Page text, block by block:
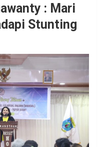
: Mari
Stunting